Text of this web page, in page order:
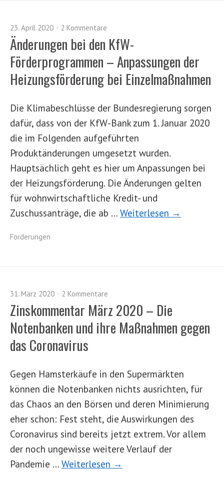
23. April 2020 2 Kommentare
Änderungen bei den KfW-
Förderprogrammen – Anpassungen der
Heizungsförderung bei Einzelmaßnahmen
Die Klimabeschlüsse der Bundesregierung sorgen
dafür, dass von der KfW-Bank zum 1. Januar 2020
die im Folgenden aufgeführten
Produktänderungen umgesetzt wurden.
Hauptsächlich geht es hier um Anpassungen bei
der Heizungsförderung. Die Änderungen gelten
für wohnwirtschaftliche Kredit- und
Zuschussanträge, die ab … Weiterlesen →
Förderungen
31. März 2020 2 Kommentare
Zinskommentar März 2020 – Die
Notenbanken und ihre Maßnahmen gegen
das Coronavirus
Gegen Hamsterkäufe in den Supermärkten
können die Notenbanken nichts ausrichten, für
das Chaos an den Börsen und deren Minimierung
eher schon: Fest steht, die Auswirkungen des
Coronavirus sind bereits jetzt extrem. Vor allem
der noch ungewisse weitere Verlauf der
Pandemie … Weiterlesen →